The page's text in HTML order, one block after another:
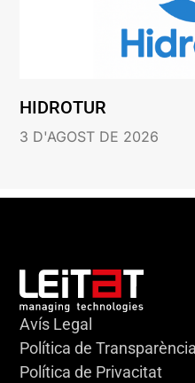
HIDROTUR
3 D'AGOST DE 2026
Avís Legal
Política de Transparència
Política de Privacitat